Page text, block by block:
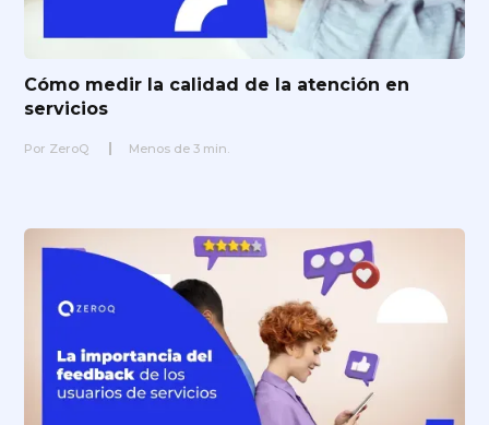
Cómo medir la calidad de la atención en
servicios
Por ZeroQ Menos de 3 min.